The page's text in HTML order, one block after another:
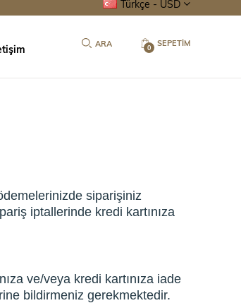
Türkçe - USD
SEPETIM
0
siparişiniz
iptallerinde kredi kartınıza
ve/veya kredi kartınıza iade
bildirmeniz gerekmektedir.